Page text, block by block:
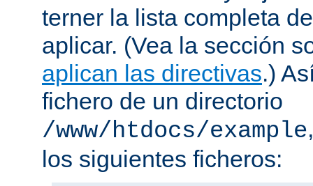
terner la lista completa
aplicar. (Vea la sección
aplican las directivas.)
fichero de un directorio
/www/htdocs/example
los siguientes ficheros: